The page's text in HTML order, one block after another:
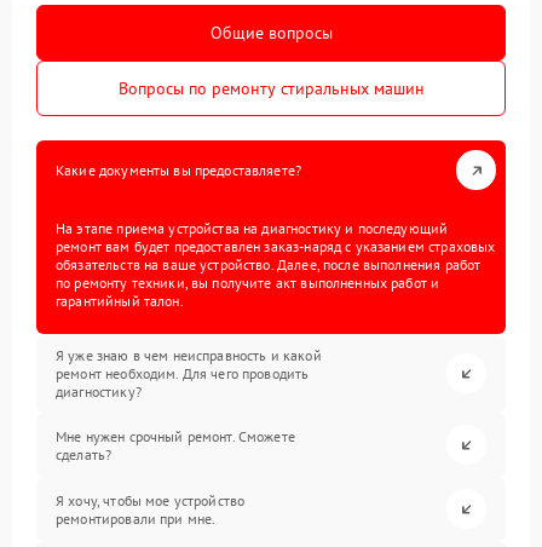
Общие вопросы
Вопросы по ремонту стиральных машин
Какие документы вы предоставляете?
На этапе приема устройства на диагностику и последующий
ремонт вам будет предоставлен заказ-наряд с указанием страховых
обязательств на ваше устройство. Далее, после выполнения работ
по ремонту техники, вы получите акт выполненных работ и
гарантийный талон.
Я уже знаю в чем неисправность и какой
ремонт необходим. Для чего проводить
диагностику?
Мне нужен срочный ремонт. Сможете
сделать?
Я хочу, чтобы мое устройство
ремонтировали при мне.